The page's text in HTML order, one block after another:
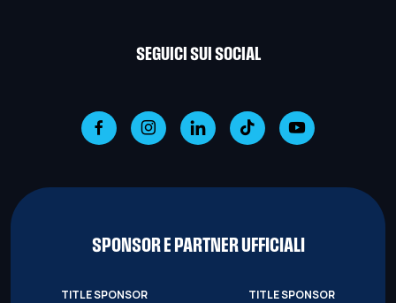
SEGUICI SUI SOCIAL
SPONSOR E PARTNER UFFICIALI
TITLE SPONSOR TITLE SPONSOR